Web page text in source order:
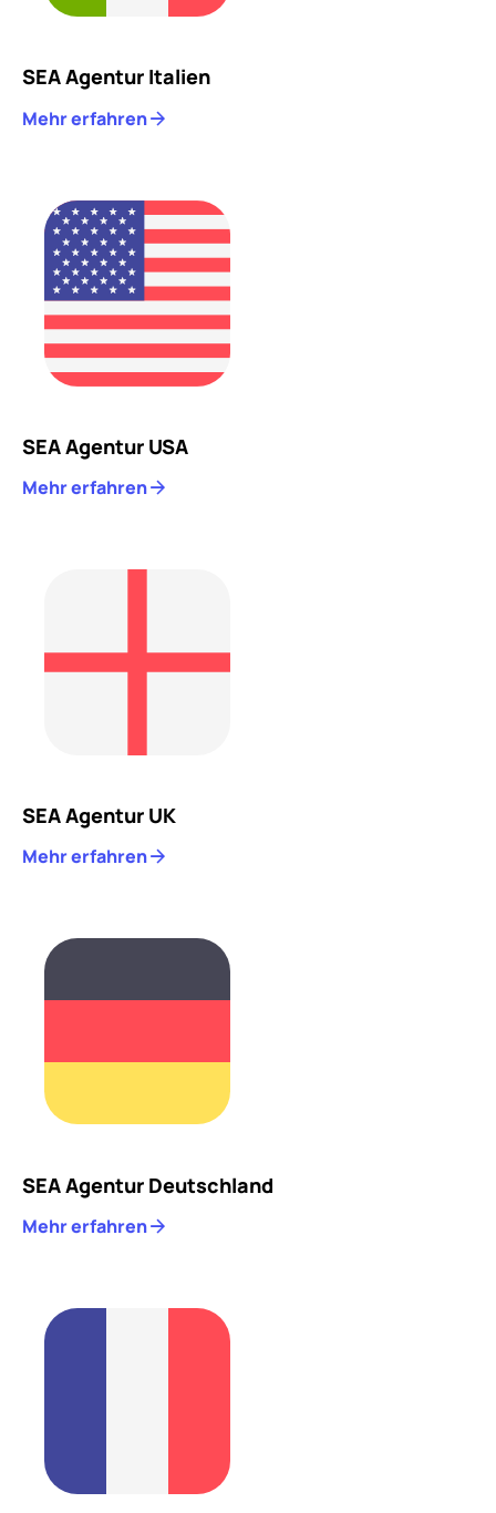
SEA Agentur Italien
Mehr erfahren
SEA Agentur USA
Mehr erfahren
SEA Agentur UK
Mehr erfahren
SEA Agentur Deutschland
Mehr erfahren